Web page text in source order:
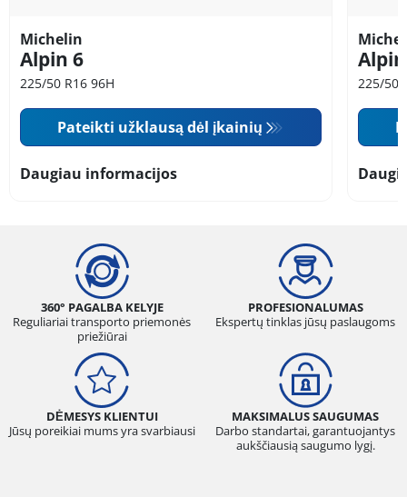
Michelin
Alpin 6
225/50 R16 96H
Pateikti užklausą dėl įkainių
Daugiau informacijos
225/50
360° PAGALBA KELYJE
Reguliariai transporto priemonės
priežiūrai
PROFESIONALUMAS
Ekspertų tinklas jūsų paslaugoms
DĖMESYS KLIENTUI
Jūsų poreikiai mums yra svarbiausi
MAKSIMALUS SAUGUMAS
Darbo standartai, garantuojantys
aukščiausią saugumo lygį.